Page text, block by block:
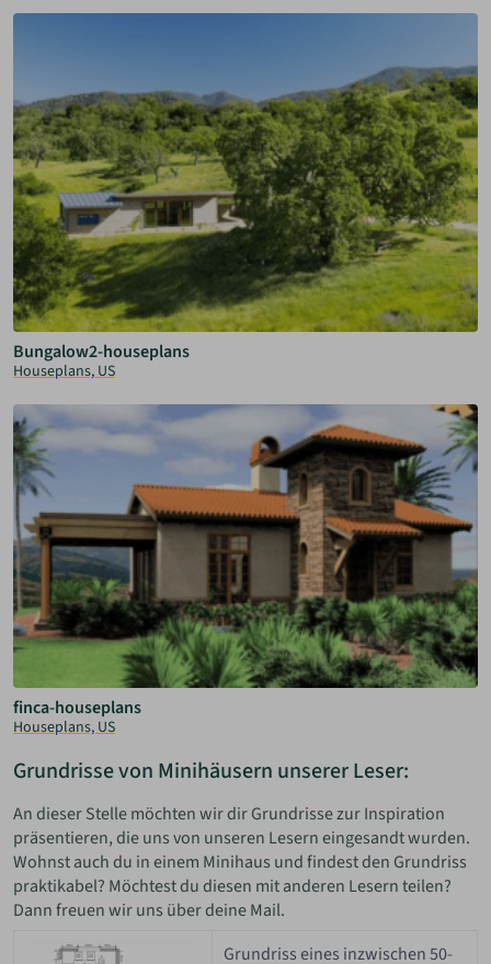
Bungalow2-houseplans
Houseplans, US
finca-houseplans
Houseplans, US
Grundrisse von Minihäusern unserer Leser:
An dieser Stelle möchten wir dir Grundrisse zur Inspiration
präsentieren, die uns von unseren Lesern eingesandt wurden.
Wohnst auch du in einem Minihaus und findest den Grundriss
praktikabel? Möchtest du diesen mit anderen Lesern teilen?
Dann freuen wir uns über deine Mail.
Grundriss eines inzwischen 50-